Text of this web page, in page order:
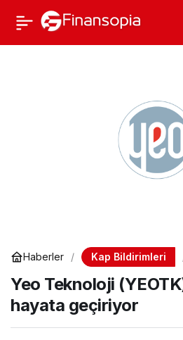
Haberler Kap Bildirimleri
Yeo Teknoloji
hayata geçiriyor
Yeo Teknoloji (YEOTK)